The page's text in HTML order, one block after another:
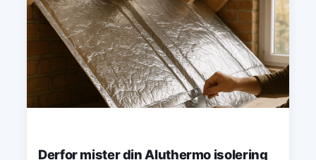
Derfor mister din Aluthermo isolering